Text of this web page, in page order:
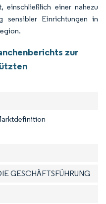
einschließlich einer nahezu
sensibler Einrichtungen in
zur
GESCHÄFTSFÜHRUNG